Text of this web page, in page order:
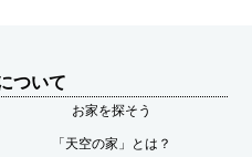
ついて
お家を探そう
「天空の家」とは？